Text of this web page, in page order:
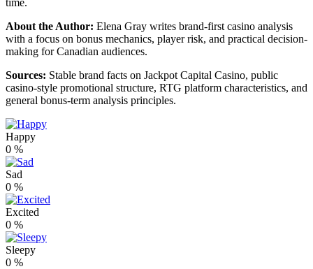
time.
About the Author: Elena Gray writes brand-first casino analysis
with a focus on bonus mechanics, player risk, and practical decision-
making for Canadian audiences.
Sources: Stable brand facts on Jackpot Capital Casino, public
casino-style promotional structure, RTG platform characteristics, and
general bonus-term analysis principles.
Happy
0 %
Sad
0 %
Excited
0 %
Sleepy
0 %